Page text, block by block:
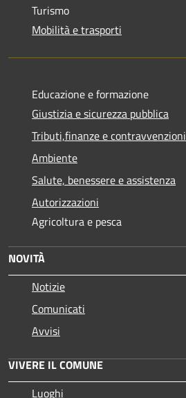
Turismo
Mobilità e trasporti
Educazione e formazione
Giustizia e sicurezza pubblica
Tributi,finanze e contravvenzioni
Ambiente
Salute, benessere e assistenza
Autorizzazioni
Agricoltura e pesca
NOVITÀ
Notizie
Comunicati
Avvisi
VIVERE IL COMUNE
Luoghi